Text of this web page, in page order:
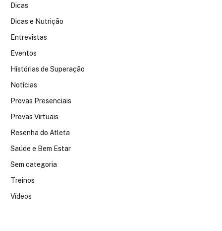
Dicas
Dicas e Nutrição
Entrevistas
Eventos
Histórias de Superação
Notícias
Provas Presenciais
Provas Virtuais
Resenha do Atleta
Saúde e Bem Estar
Sem categoria
Treinos
Vídeos